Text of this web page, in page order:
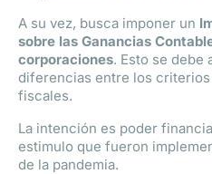
A su vez, busca imponer un
sobre las Ganancias
corporaciones. Esto se debe
diferencias entre los
fiscales.
La intención es poder
estimulo que fueron
de la pandemia.